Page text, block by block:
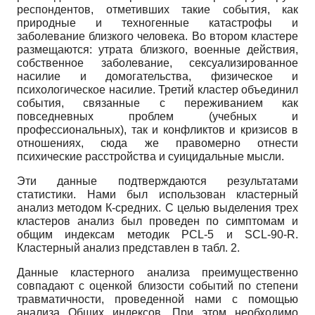
респондентов, отметивших такие события, как
природные и техногенные катастрофы и
заболевание близкого человека. Во втором кластере
размещаются: утрата близкого, военные действия,
собственное заболевание, сексуализированное
насилие и домогательства, физическое и
психологическое насилие. Третий кластер объединил
события, связанные с переживанием как
повседневных проблем (учебных и
профессиональных), так и конфликтов и кризисов в
отношениях, сюда же правомерно отнести
психические расстройства и суицидальные мысли.
Эти данные подтверждаются результатами
статистики. Нами был использован кластерный
анализ методом К-средних. С целью выделения трех
кластеров анализ был проведен по симптомам и
общим индексам методик PCL-5 и SCL-90-R.
Кластерный анализ представлен в табл. 2.
Данные кластерного анализа преимущественно
совпадают с оценкой близости событий по степени
травматичности, проведенной нами с помощью
анализа Общих индексов. При этом необходимо